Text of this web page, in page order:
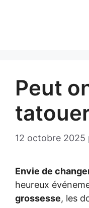
Peut
12 octobre 2025
Envie de
heureux
grossesse, les